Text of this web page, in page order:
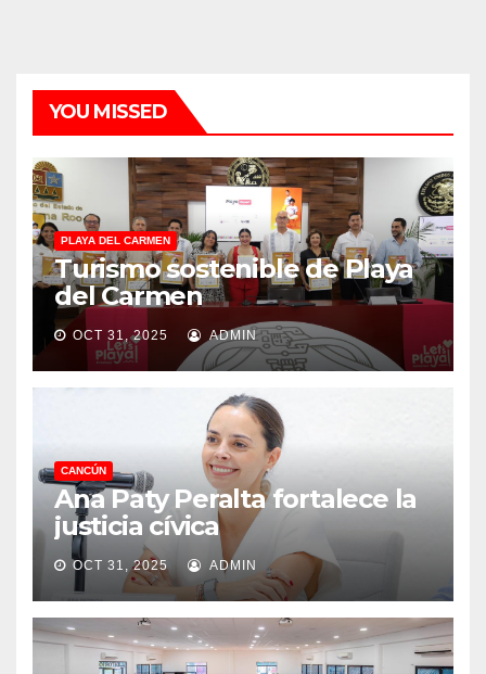
YOU MISSED
PLAYA DEL CARMEN
Turismo sostenible de Playa
del Carmen
OCT 31, 2025 ADMIN
CANCÚN
Ana Paty Peralta fortalece la
justicia cívica
OCT 31, 2025 ADMIN